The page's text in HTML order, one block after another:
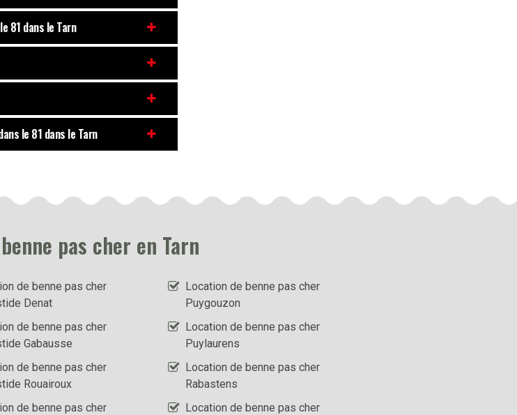
81 dans le Tarn
le 81 dans le Tarn
pas cher en Tarn
de benne pas cher
Denat
de benne pas cher
Gabausse
de benne pas cher
Rouairoux
de benne pas cher
Location de benne pas cher
Puygouzon
Location de benne pas cher
Puylaurens
Location de benne pas cher
Rabastens
Location de benne pas cher